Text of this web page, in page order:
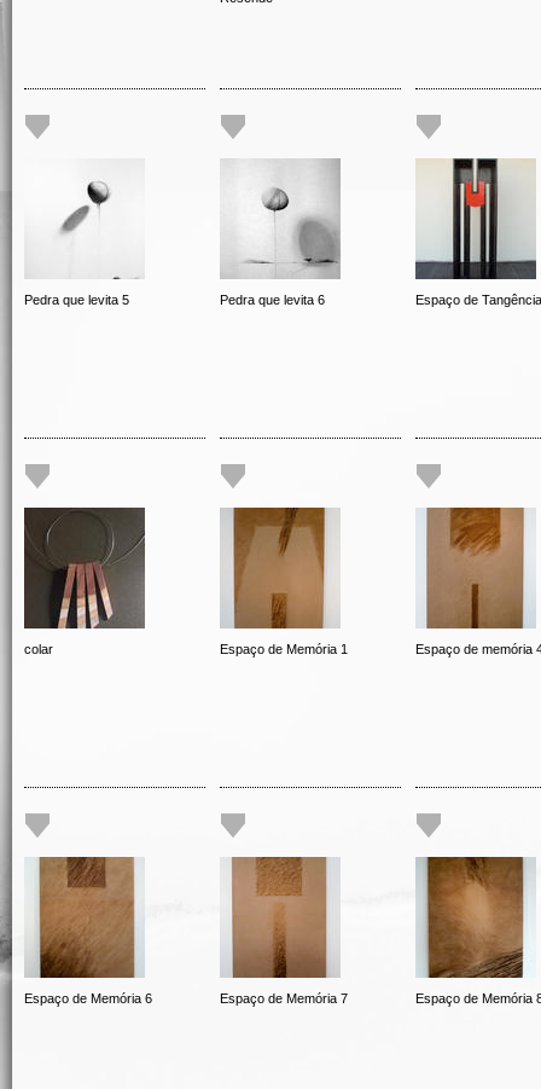
Pedra que levita 5 Pedra que levita 6 Espaço de Tangência
colar Espaço de Memória 1 Espaço de memória
Espaço de Memória 6 Espaço de Memória 7 Espaço de Memória